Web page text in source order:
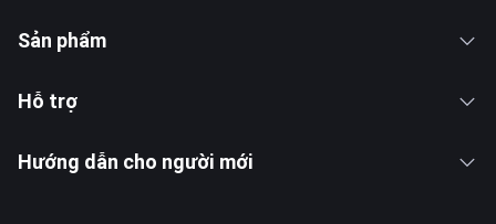
Sản phẩm
Hỗ trợ
Hướng dẫn cho người mới